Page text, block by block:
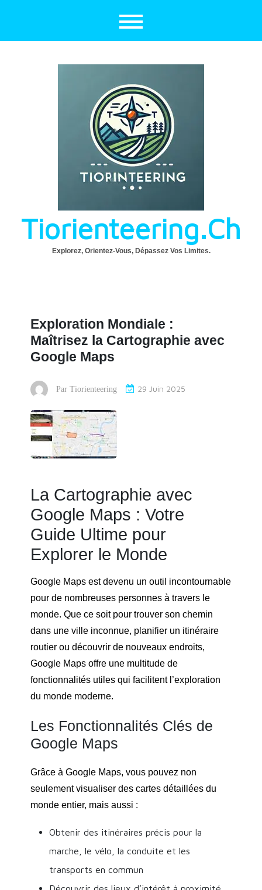
Tiorienteering.ch
Explorez, Orientez-Vous, Dépassez Vos Limites.
Exploration Mondiale :
Maîtrisez la Cartographie avec
Google Maps
Par Tiorienteering 29 Juin 2025
La Cartographie avec
Google Maps : Votre
Guide Ultime pour
Explorer le Monde
Google Maps est devenu un outil incontournable
pour de nombreuses personnes à travers le
monde. Que ce soit pour trouver son chemin
dans une ville inconnue, planifier un itinéraire
routier ou découvrir de nouveaux endroits,
Google Maps offre une multitude de
fonctionnalités utiles qui facilitent l’exploration
du monde moderne.
Les Fonctionnalités Clés de
Google Maps
Grâce à Google Maps, vous pouvez non
seulement visualiser des cartes détaillées du
monde entier, mais aussi :
Obtenir des itinéraires précis pour la
marche, le vélo, la conduite et les
transports en commun